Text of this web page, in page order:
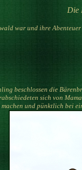
Die
war und ihre
beschlossen die
sich von
und pünktlich bei